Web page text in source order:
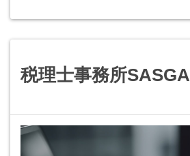
税理士事務所SASGA